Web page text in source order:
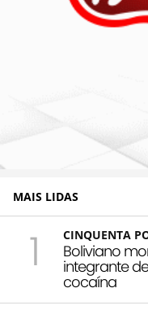
MAIS LIDAS
1 CINQUENTA
Boliviano
integrante
cocaína